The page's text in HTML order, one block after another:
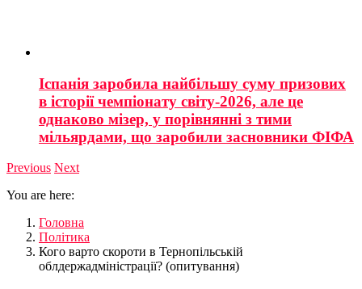
Іспанія заробила найбільшу суму призових
в історії чемпіонату світу-2026, але це
однаково мізер, у порівнянні з тими
мільярдами, що заробили засновники ФІФА
Previous Next
You are here:
Головна
Політика
Кого варто скороти в Тернопільській
облдержадміністрації? (опитування)